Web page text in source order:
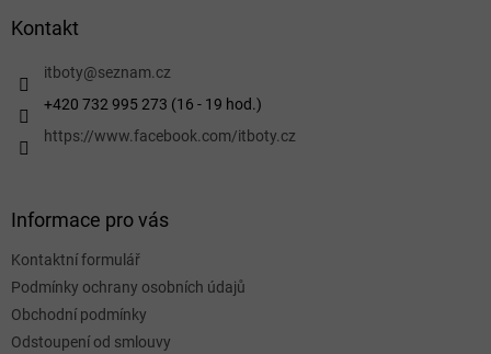
Kontakt
itboty@seznam.cz
+420 732 995 273 (16 - 19 hod.)
https://www.facebook.com/itboty.cz
Informace pro vás
Kontaktní formulář
Podmínky ochrany osobních údajů
Obchodní podmínky
Odstoupení od smlouvy